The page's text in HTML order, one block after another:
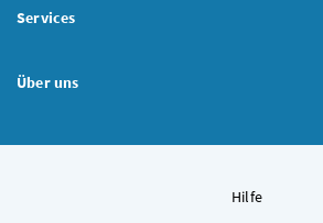
Services
Über uns
Hilfe